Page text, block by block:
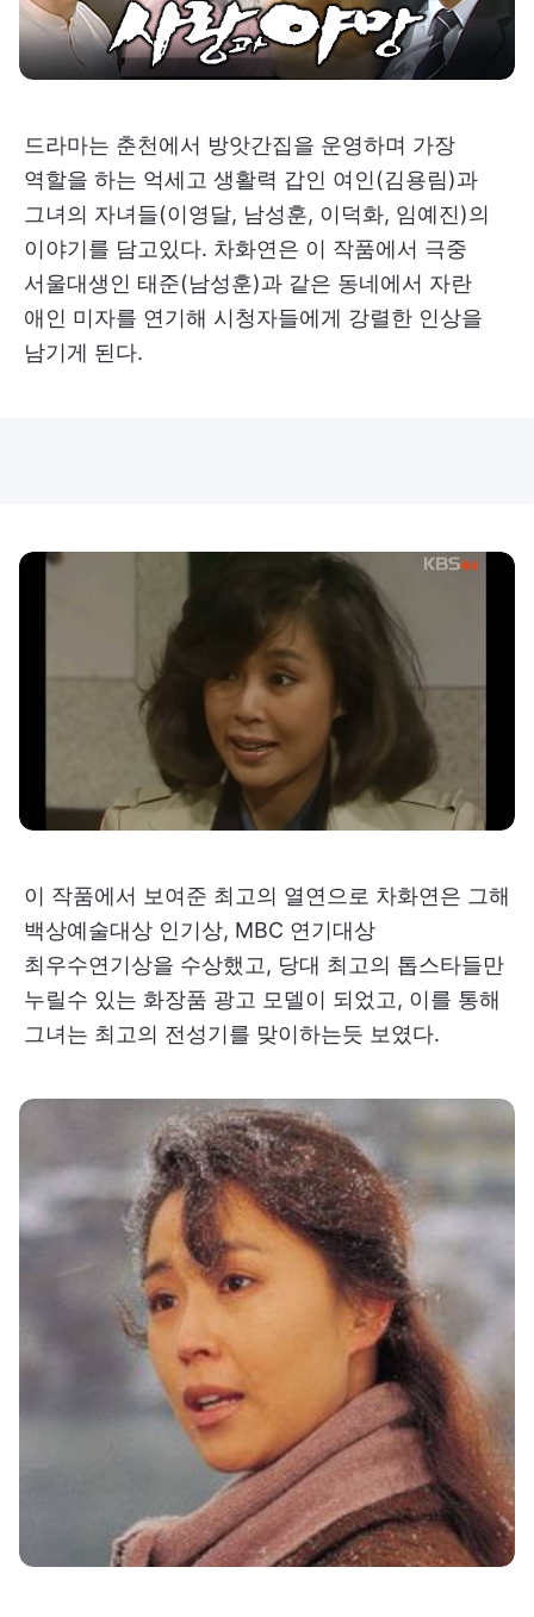
드라마는 춘천에서 방앗간집을 운영하며 가장
역할을 하는 억세고 생활력 갑인 여인(김용림)과
그녀의 자녀들(이영달, 남성훈, 이덕화, 임예진)의
이야기를 담고있다. 차화연은 이 작품에서 극중
서울대생인 태준(남성훈)과 같은 동네에서 자란
애인 미자를 연기해 시청자들에게 강렬한 인상을
남기게 된다.
이 작품에서 보여준 최고의 열연으로 차화연은 그해
백상예술대상 인기상, MBC 연기대상
최우수연기상을 수상했고, 당대 최고의 톱스타들만
누릴수 있는 화장품 광고 모델이 되었고, 이를 통해
그녀는 최고의 전성기를 맞이하는듯 보였다.